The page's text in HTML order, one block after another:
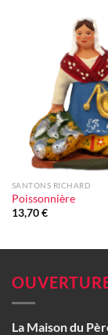
SANTONS RICHARD
Poissonnière
13,70€
La Maison du